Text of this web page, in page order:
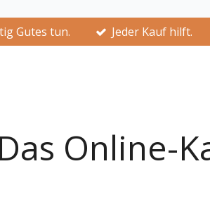
Gutes tun. Jeder Kauf hilft.
Das Online-